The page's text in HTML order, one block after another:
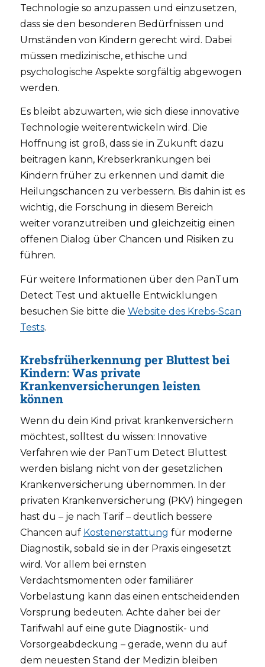
Technologie so anzupassen und einzusetzen,
dass sie den besonderen Bedürfnissen und
Umständen von Kindern gerecht wird. Dabei
müssen medizinische, ethische und
psychologische Aspekte sorgfältig abgewogen
werden.
Es bleibt abzuwarten, wie sich diese innovative
Technologie weiterentwickeln wird. Die
Hoffnung ist groß, dass sie in Zukunft dazu
beitragen kann, Krebserkrankungen bei
Kindern früher zu erkennen und damit die
Heilungschancen zu verbessern. Bis dahin ist es
wichtig, die Forschung in diesem Bereich
weiter voranzutreiben und gleichzeitig einen
offenen Dialog über Chancen und Risiken zu
führen.
Für weitere Informationen über den PanTum
Detect Test und aktuelle Entwicklungen
besuchen Sie bitte die Website des Krebs-Scan
Tests.
Krebsfrüherkennung per Bluttest bei
Kindern: Was private
Krankenversicherungen leisten
können
Wenn du dein Kind privat krankenversichern
möchtest, solltest du wissen: Innovative
Verfahren wie der PanTum Detect Bluttest
werden bislang nicht von der gesetzlichen
Krankenversicherung übernommen. In der
privaten Krankenversicherung (PKV) hingegen
hast du – je nach Tarif – deutlich bessere
Chancen auf Kostenerstattung für moderne
Diagnostik, sobald sie in der Praxis eingesetzt
wird. Vor allem bei ernsten
Verdachtsmomenten oder familiärer
Vorbelastung kann das einen entscheidenden
Vorsprung bedeuten. Achte daher bei der
Tarifwahl auf eine gute Diagnostik- und
Vorsorgeabdeckung – gerade, wenn du auf
dem neuesten Stand der Medizin bleiben